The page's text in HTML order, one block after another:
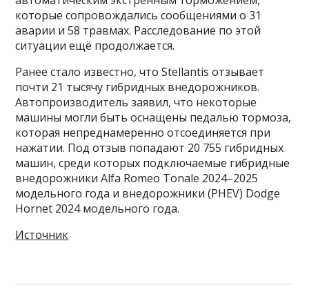
которые сопровождались сообщениями о 31
аварии и 58 травмах. Расследование по этой
ситуации ещё продолжается.
Ранее стало известно, что Stellantis отзывает
почти 21 тысячу гибридных внедорожников.
Автопроизводитель заявил, что некоторые
машины могли быть оснащены педалью тормоза,
которая непреднамеренно отсоединяется при
нажатии. Под отзыв попадают 20 755 гибридных
машин, среди которых подключаемые гибридные
внедорожники Alfa Romeo Tonale 2024–2025
модельного года и внедорожники (PHEV) Dodge
Hornet 2024 модельного года.
Источник